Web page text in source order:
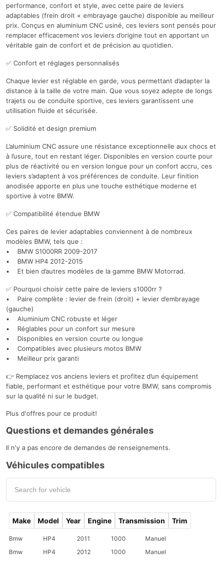
performance, confort et style, avec cette paire de leviers
adaptables (frein droit + embrayage gauche) disponible au meilleur
prix. Conçus en aluminium CNC usiné, ces leviers sont pensés pour
remplacer efficacement vos leviers d’origine tout en apportant un
véritable gain de confort et de précision au quotidien.
✅ Confort et réglages personnalisés
Chaque levier est réglable en garde, vous permettant d’adapter la
distance à la taille de votre main. Que vous soyez adepte de longs
trajets ou de conduite sportive, ces leviers garantissent une
utilisation fluide et sécurisée.
✅ Solidité et design premium
L’aluminium CNC assure une résistance exceptionnelle aux chocs et
à l’usure, tout en restant léger. Disponibles en version courte pour
plus de réactivité ou en version longue pour un confort accru, ces
leviers s’adaptent à vos préférences de conduite. Leur finition
anodisée apporte en plus une touche esthétique moderne et
sportive à votre BMW.
✅ Compatibilité étendue BMW
Ces paires de levier adaptables conviennent à de nombreux
modèles BMW, tels que :
• BMW S1000RR 2009-2017
• BMW HP4 2012-2015
• Et bien d’autres modèles de la gamme BMW Motorrad.
✅ Pourquoi choisir cette paire de leviers s1000rr ?
• Paire complète : levier de frein (droit) + levier d’embrayage
(gauche)
• Aluminium CNC robuste et léger
• Réglables pour un confort sur mesure
• Disponibles en version courte ou longue
• Compatibles avec plusieurs motos BMW
• Meilleur prix garanti
👉 Remplacez vos anciens leviers et profitez d’un équipement
fiable, performant et esthétique pour votre BMW, sans compromis
sur la qualité ni sur le budget.
Plus d'offres pour ce produit!
Questions et demandes générales
Il n'y a pas encore de demandes de renseignements.
Véhicules compatibles
Make Model Year Engine Transmission Trim
Bmw HP4 2011 1000
Manuel
Bmw
HP4 2012 1000
Manuel